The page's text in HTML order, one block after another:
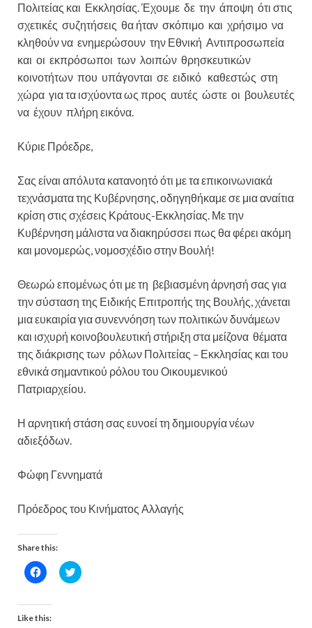
Πολιτείας και Εκκλησίας. Έχουμε δε την άποψη ότι στις
σχετικές συζητήσεις θα ήταν σκόπιμο και χρήσιμο να
κληθούν να ενημερώσουν την Εθνική Αντιπροσωπεία
και οι εκπρόσωποι των λοιπών θρησκευτικών
κοινοτήτων που υπάγονται σε ειδικό καθεστώς στη
χώρα για τα ισχύοντα ως προς αυτές ώστε οι βουλευτές
να έχουν πλήρη εικόνα.
Κύριε Πρόεδρε,
Σας είναι απόλυτα κατανοητό ότι με τα επικοινωνιακά
τεχνάσματα της Κυβέρνησης, οδηγηθήκαμε σε μια αναίτια
κρίση στις σχέσεις Κράτους-Εκκλησίας. Με την
Κυβέρνηση μάλιστα να διακηρύσσει πως θα φέρει ακόμη
και μονομερώς, νομοσχέδιο στην Βουλή!
Θεωρώ επομένως ότι με τη βεβιασμένη άρνησή σας για
την σύσταση της Ειδικής Επιτροπής της Βουλής, χάνεται
μια ευκαιρία για συνεννόηση των πολιτικών δυνάμεων
και ισχυρή κοινοβουλευτική στήριξη στα μείζονα θέματα
της διάκρισης των ρόλων Πολιτείας – Εκκλησίας και του
εθνικά σημαντικού ρόλου του Οικουμενικού
Πατριαρχείου.
Η αρνητική στάση σας ευνοεί τη δημιουργία νέων
αδιεξόδων.
Φώφη Γεννηματά
Πρόεδρος του Κινήματος Αλλαγής
Share this:
C
l
k
t
o
C
l
Like this: